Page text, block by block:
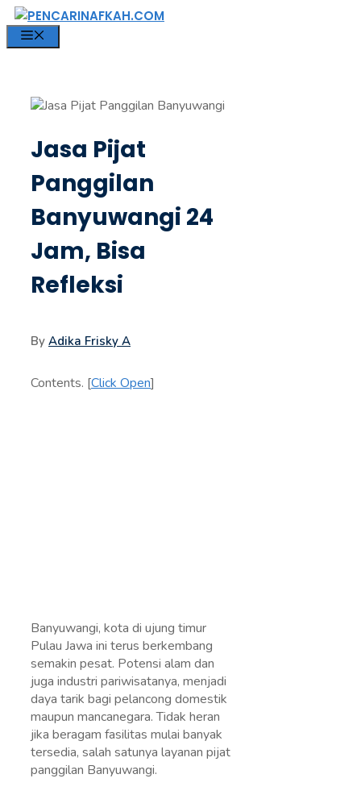
Langsung
ke
isi
Jasa Pijat
Panggilan
Banyuwangi 24
Jam, Bisa
Refleksi
By Adika Frisky A
Contents. [Click Open]
Banyuwangi, kota di ujung timur
Pulau Jawa ini terus berkembang
semakin pesat. Potensi alam dan
juga industri pariwisatanya, menjadi
daya tarik bagi pelancong domestik
maupun mancanegara. Tidak heran
jika beragam fasilitas mulai banyak
tersedia, salah satunya layanan pijat
panggilan Banyuwangi.